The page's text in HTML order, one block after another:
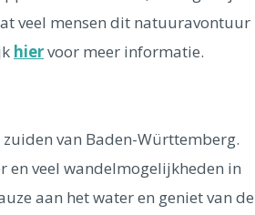
veel mensen dit natuuravontuur
hiervoor meer informatie.
van Baden-Württemberg.
en veel wandelmogelijkheden in
aan het water en geniet van de